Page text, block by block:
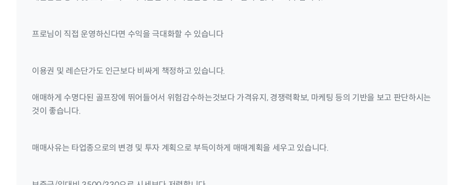
프로님이 직접 운영하신다면 수익을 극대화할 수 있습니다
이용권 및 레슨단가도 인근보다 비싸게 책정하고 있습니다.
애매하게 수명다된 골프장에 뛰어들어서 위험감수하는것보다 가격유지, 경쟁력확보, 마케팅 등의 기반을 보고 판단하시는
것이 좋습니다.
매매사유는 타업종으로의 변경 및 투자 계획으로 부득이하게 매매계획을 세우고 있습니다.